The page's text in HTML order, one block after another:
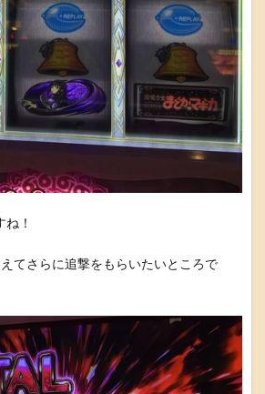
！
てさらに追撃をもらいたいところで